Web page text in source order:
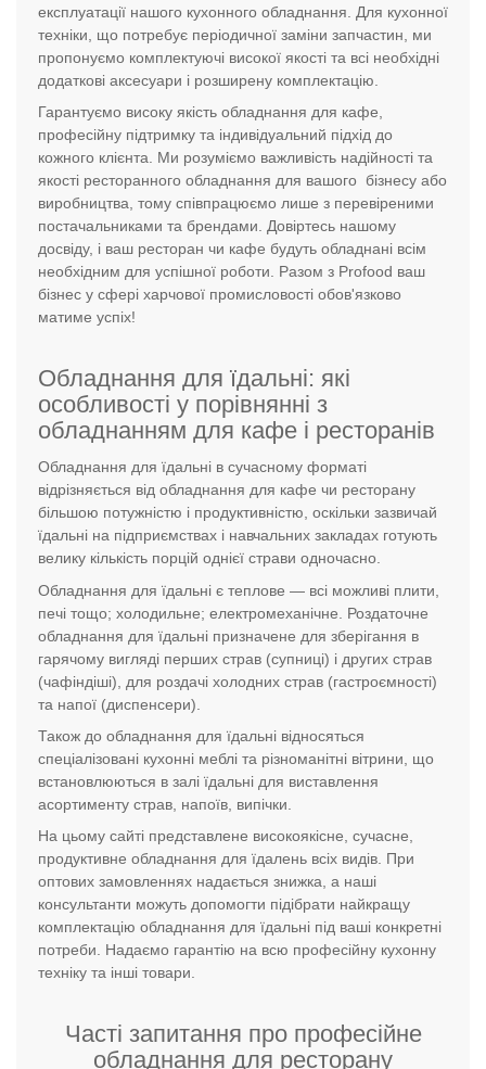
експлуатації нашого кухонного обладнання. Для кухонної
техніки, що потребує періодичної заміни запчастин, ми
пропонуємо комплектуючі високої якості та всі необхідні
додаткові аксесуари і розширену комплектацію.
Гарантуємо високу якість обладнання для кафе,
професійну підтримку та індивідуальний підхід до
кожного клієнта. Ми розуміємо важливість надійності та
якості ресторанного обладнання для вашого бізнесу або
виробництва, тому співпрацюємо лише з перевіреними
постачальниками та брендами. Довіртесь нашому
досвіду, і ваш ресторан чи кафе будуть обладнані всім
необхідним для успішної роботи. Разом з Profood ваш
бізнес у сфері харчової промисловості обов'язково
матиме успіх!
Обладнання для їдальні: які
особливості у порівнянні з
обладнанням для кафе і ресторанів
Обладнання для їдальні в сучасному форматі
відрізняється від обладнання для кафе чи ресторану
більшою потужністю і продуктивністю, оскільки зазвичай
їдальні на підприємствах і навчальних закладах готують
велику кількість порцій однієї страви одночасно.
Обладнання для їдальні є теплове — всі можливі плити,
печі тощо; холодильне; електромеханічне. Роздаточне
обладнання для їдальні призначене для зберігання в
гарячому вигляді перших страв (супниці) і других страв
(чафіндіші), для роздачі холодних страв (гастроємності)
та напої (диспенсери).
Також до обладнання для їдальні відносяться
спеціалізовані кухонні меблі та різноманітні вітрини, що
встановлюються в залі їдальні для виставлення
асортименту страв, напоїв, випічки.
На цьому сайті представлене високоякісне, сучасне,
продуктивне обладнання для їдалень всіх видів. При
оптових замовленнях надається знижка, а наші
консультанти можуть допомогти підібрати найкращу
комплектацію обладнання для їдальні під ваші конкретні
потреби. Надаємо гарантію на всю професійну кухонну
техніку та інші товари.
Часті запитання про професійне
обладнання для ресторану